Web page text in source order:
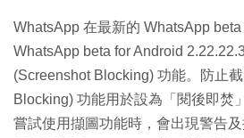
片
WhatsApp 在最新的 WhatsApp beta
WhatsApp beta for Android
(Screenshot Blocking) 功能。防止
Blocking) 功能用於設為「閱後即焚
嘗試使用擷圖功能時，會出現警告